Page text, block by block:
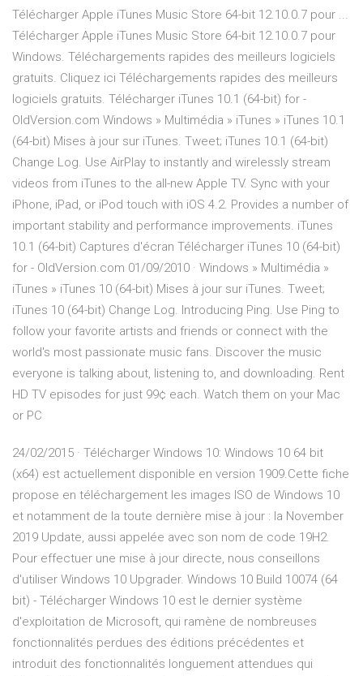
Télécharger Apple iTunes Music Store 64-bit 12.10.0.7 pour ...
Télécharger Apple iTunes Music Store 64-bit 12.10.0.7 pour
Windows. Téléchargements rapides des meilleurs logiciels
gratuits. Cliquez ici Téléchargements rapides des meilleurs
logiciels gratuits. Télécharger iTunes 10.1 (64-bit) for -
OldVersion.com Windows » Multimédia » iTunes » iTunes 10.1
(64-bit) Mises à jour sur iTunes. Tweet; iTunes 10.1 (64-bit)
Change Log. Use AirPlay to instantly and wirelessly stream
videos from iTunes to the all-new Apple TV. Sync with your
iPhone, iPad, or iPod touch with iOS 4.2. Provides a number of
important stability and performance improvements. iTunes
10.1 (64-bit) Captures d'écran Télécharger iTunes 10 (64-bit)
for - OldVersion.com 01/09/2010 · Windows » Multimédia »
iTunes » iTunes 10 (64-bit) Mises à jour sur iTunes. Tweet;
iTunes 10 (64-bit) Change Log. Introducing Ping. Use Ping to
follow your favorite artists and friends or connect with the
world's most passionate music fans. Discover the music
everyone is talking about, listening to, and downloading. Rent
HD TV episodes for just 99¢ each. Watch them on your Mac
or PC
24/02/2015 · Télécharger Windows 10: Windows 10 64 bit
(x64) est actuellement disponible en version 1909.Cette fiche
propose en téléchargement les images ISO de Windows 10
et notamment de la toute dernière mise à jour : la November
2019 Update, aussi appelée avec son nom de code 19H2.
Pour effectuer une mise à jour directe, nous conseillons
d'utiliser Windows 10 Upgrader. Windows 10 Build 10074 (64
bit) - Télécharger Windows 10 est le dernier système
d'exploitation de Microsoft, qui ramène de nombreuses
fonctionnalités perdues des éditions précédentes et
introduit des fonctionnalités longuement attendues qui